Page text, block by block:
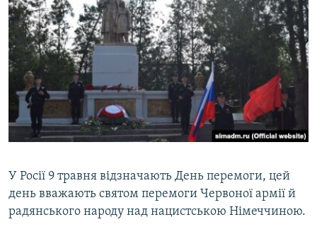
У Росії 9 травня відзначають День перемоги, цей
день вважають святом перемоги Червоної армії й
радянського народу над нацистською Німеччиною.